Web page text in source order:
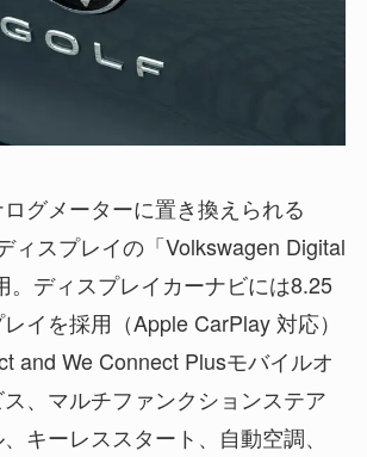
グメーターに置き換えられる
ィスプレイの「Volkswagen Digital
。ディスプレイカーナビには8.25
イを採用（Apple CarPlay 対応）
and We Connect Plusモバイルオ
、マルチファンクションステア
キーレススタート、自動空調、